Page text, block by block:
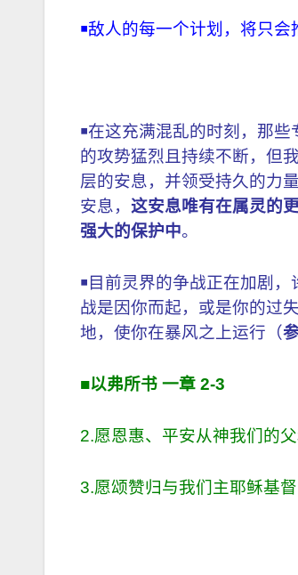
￭敌人的每一个计划，将只会
￭在这充满混乱的时刻，那
的攻势猛烈且持续不断，但
层的安息，并领受持久的力
安息， 这安息唯有在属灵的
强大的保护中。
￭目前灵界的争战正在加剧
战是因你而起，或是你的过
地，使你在暴风之上运行（
■以弗所书 一章 2-3
2.愿恩惠、平安从神我们的
3.愿颂赞归与我们主耶稣基